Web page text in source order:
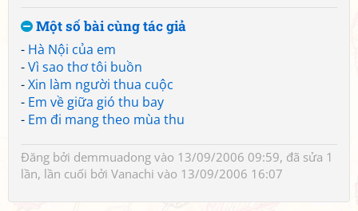
Một số bài cùng tác giả
- Hà Nội của em
-Vì sao thơ tôi buồn
-Xin làm người thua cuộc
- Em về giữa gió thu bay
- Em đi mang theo mùa thu
Đăng bởi demmuadong vào 13/09/2006 09:59, đã sửa 1
lần, lần cuối bởi Vanachi vào 13/09/2006 16:07